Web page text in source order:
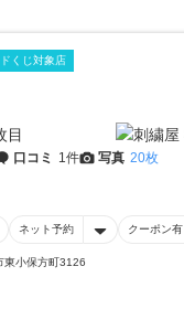
くじ対象店
口コミ 1件 写真 20枚
ネット予約 クーポン有
東小保方町3126